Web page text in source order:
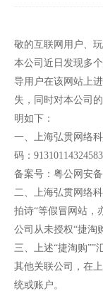
敬的互联网用户、
本公司近日发现多
导用户在该网站上
失，同时对本公司
明如下：
一、上海弘贯网络
码：
备案号：粤公网安
二、上海弘贯网络
拍诗“等假冒网站，
公司从未授权“捷淘
三、上述“捷淘购””
其他关联公司，在
统或账户。